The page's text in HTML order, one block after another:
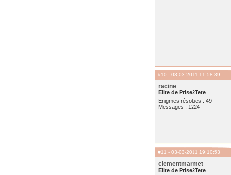
#10 - 03-03-2011 11:58:39
racine
Elite de Prise2Tete
Enigmes résolues : 49
Messages : 1224
#11 - 03-03-2011 19:10:53
clementmarmet
Elite de Prise2Tete